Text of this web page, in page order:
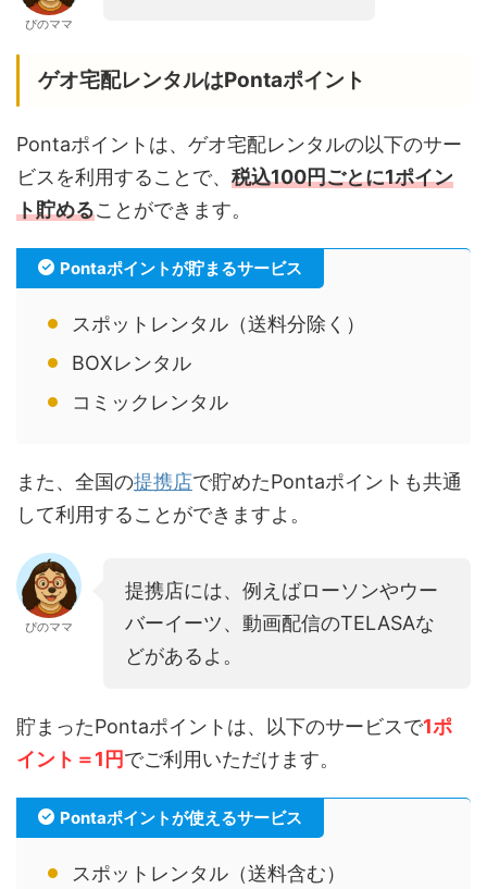
ぴのママ
ゲオ宅配レンタルはPontaポイント
Pontaポイントは、ゲオ宅配レンタルの以下のサー
ビスを利用することで、 税込100円ごとに1ポイン
ト貯めることができます。
Pontaポイントが貯まるサービス
スポットレンタル（送料分除く）
BOXレンタル
コミックレンタル
また、全国の提携店で貯めたPontaポイントも共通
して利用することができますよ。
ぴのママ
提携店には、例えばローソンやウー
バーイーツ、動画配信のTELASAな
どがあるよ。
貯まったPontaポイントは、以下のサービスで1ポ
イント＝1円でご利用いただけます。
Pontaポイントが使えるサービス
スポットレンタル（送料含む）